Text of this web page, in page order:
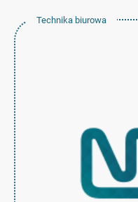
Technika biurowa